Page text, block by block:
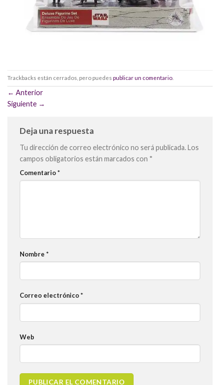
Trackbacks están cerrados, pero puedes publicar un comentario
← Anterior
Siguiente →
Deja una respuesta
Tu dirección de correo electrónico no será publicada.Los
campos obligatorios están marcados con *
Comentario*
Nombre *
Correo electrónico*
Web